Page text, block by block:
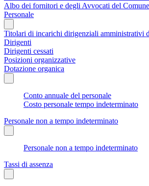
Albo dei fornitori e degli Avvocati del
Personale
Titolari di incarichi dirigenziali amministrativi
Dirigenti
Dirigenti cessati
Posizioni organizzative
Dotazione organica
Conto annuale del personale
Costo personale tempo indeterminato
Personale non a tempo indeterminato
Personale non a tempo indeterminato
Tassi di assenza